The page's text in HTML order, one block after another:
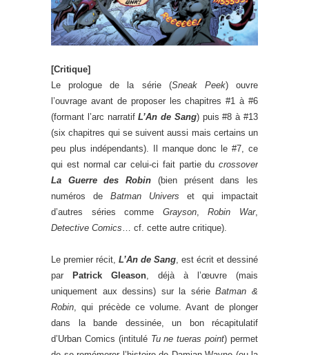
[Critique]
Le prologue de la série (Sneak Peek) ouvre
l’ouvrage avant de proposer les chapitres #1 à #6
(formant l’arc narratifL’An de Sang) puis #8 à #13
(six chapitres qui se suivent aussi mais certains un
peu plus indépendants). Il manque donc le #7, ce
qui est normal car celui-ci fait partie du crossover
La Guerre des Robin (bien présent dans les
numéros de Batman Univers et qui impactait
d’autres séries comme Grayson,Robin War,
Detective Comics … cf. cette autre critique).
Le premier récit, L’An de Sang , est écrit et dessiné
par
Patrick Gleason , déjà à l’œuvre (mais
uniquement aux dessins) sur la sérieBatman &
Robin , qui précède ce volume. Avant de plonger
dans la bande dessinée, un bon récapitulatif
d’Urban Comics (intitulé Tu ne tueras point) permet